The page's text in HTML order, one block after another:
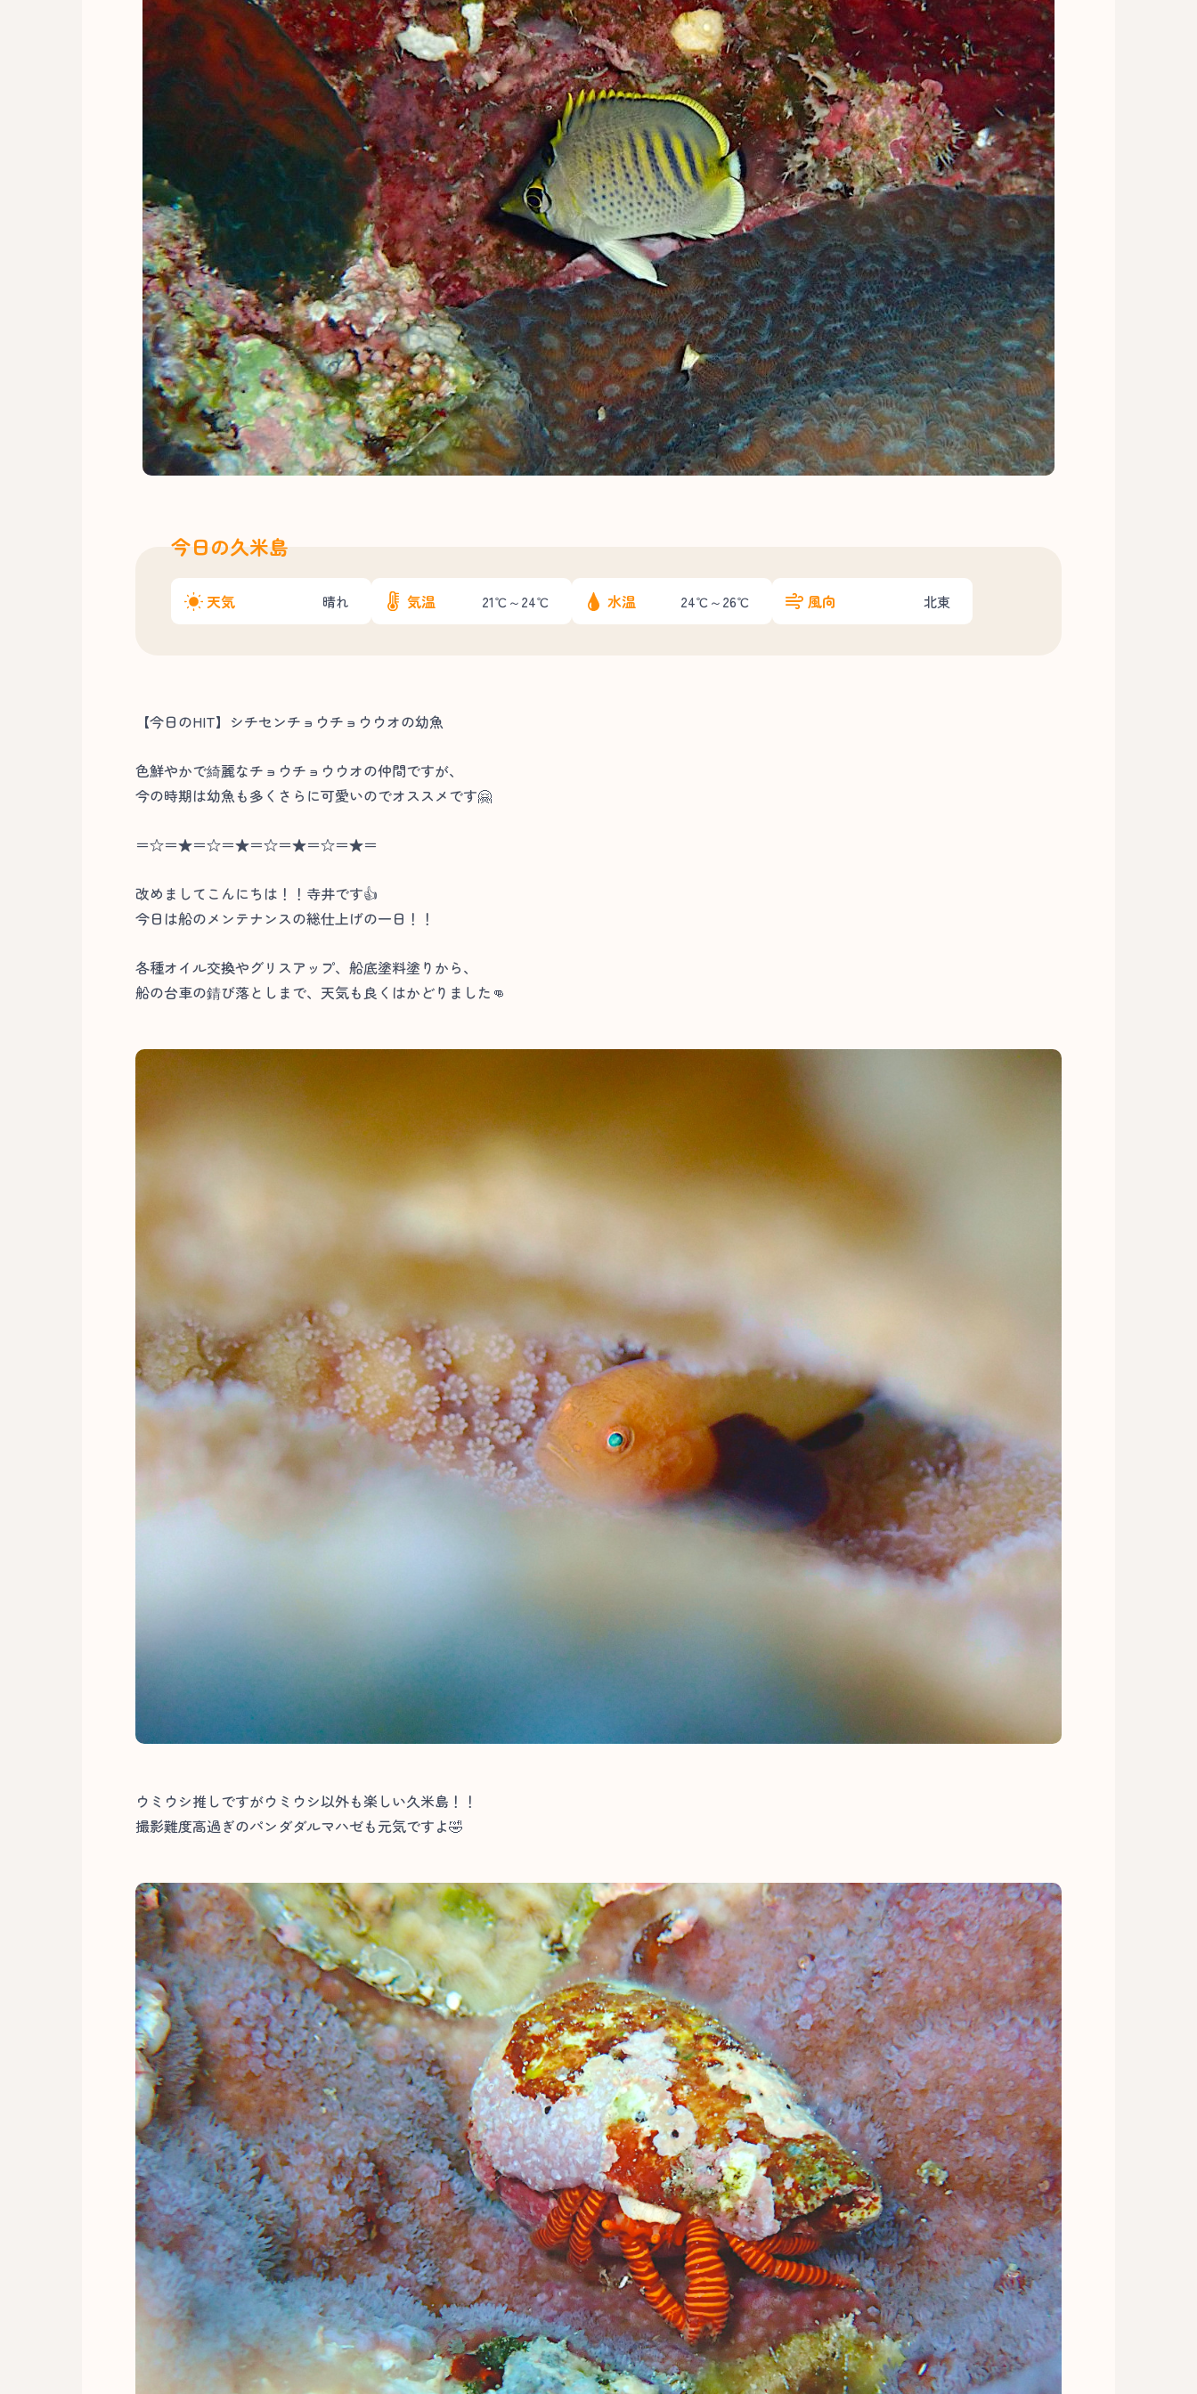
今日の久米島
天気 晴れ 気温 21℃～24℃ 水温 24℃～26℃ 風向 北東
【今日のHIT】シチセンチョウチョウウオの幼魚
色鮮やかで綺麗なチョウチョウウオの仲間ですが、
今の時期は幼魚も多くさらに可愛いのでオススメです🤗
＝☆＝★＝☆＝★＝☆＝★＝☆＝★＝
改めましてこんにちは！！寺井です👍
今日は船のメンテナンスの総仕上げの一日！！
各種オイル交換やグリスアップ、船底塗料塗りから、
船の台車の錆び落としまで、天気も良くはかどりました👊
ウミウシ推しですがウミウシ以外も楽しい久米島！！
撮影難度高過ぎのパンダダルマハゼも元気ですよ🤣